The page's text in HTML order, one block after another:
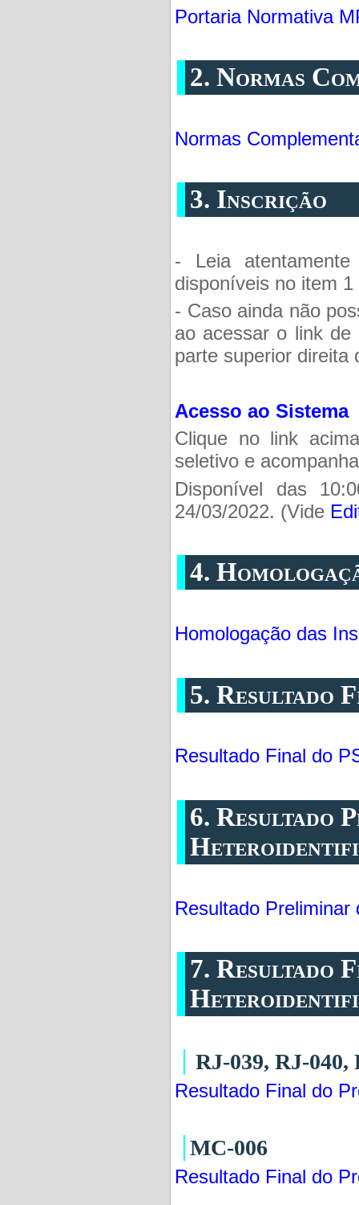
Portaria Normativa
2. Normas
Normas
3. Inscrição
- Leia
disponíveis no item
- Caso ainda não
ao acessar o link de
parte superior direita
Acesso ao Sistema
Clique no link
seletivo e
Disponível das
24/03/2022. (Vide
4.
Homologação das
5. Resultado
Resultado Final do
6. Resultado
Resultado
7. Resultado
RJ-039, RJ-040,
Resultado Final do
MC-006
Resultado Final do